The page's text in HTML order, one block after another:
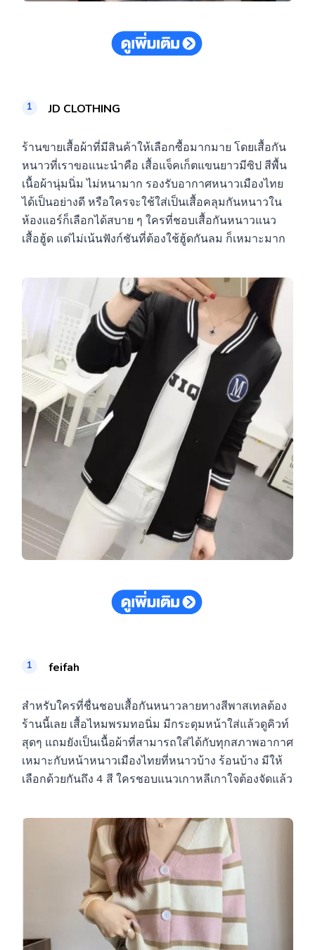
JD CLOTHING
ร้านขายเสื้อผ้าที่มีสินค้าให้เลือกซื้อมากมาย โดยเสื้อกัน
หนาวที่เราขอแนะนำคือ เสื้อแจ็คเก็ตแขนยาวมีซิป สีพื้น
เนื้อผ้านุ่มนิ่ม ไม่หนามาก รองรับอากาศหนาวเมืองไทย
ได้เป็นอย่างดี หรือใครจะใช้ใส่เป็นเสื้อคลุมกันหนาวใน
ห้องแอร์ก็เลือกได้สบาย ๆ ใครที่ชอบเสื้อกันหนาวแนว
เสื้อฮู้ด แต่ไม่เน้นฟังก์ชันที่ต้องใช้ฮู้ดกันลม ก็เหมาะมาก
feifah
สำหรับใครที่ชื่นชอบเสื้อกันหนาวลายทางสีพาสเทลต้อง
ร้านนี้เลย เสื้อไหมพรมทอนิ่ม มีกระดุมหน้าใส่แล้วดูคิวท์
สุดๆ แถมยังเป็นเนื้อผ้าที่สามารถใส่ได้กับทุกสภาพอากาศ
เหมาะกับหน้าหนาวเมืองไทยที่หนาวบ้าง ร้อนบ้าง มีให้
เลือกด้วยกันถึง 4 สี ใครชอบแนวเกาหลีเกาใจต้องจัดแล้ว